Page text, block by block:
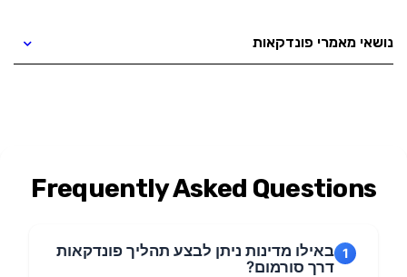
נושאי מאמרי פונדקאות
Frequently Asked Questions
1 באילו מדינות ניתן לבצע תהליך פונדקאות
דרך סורמום?